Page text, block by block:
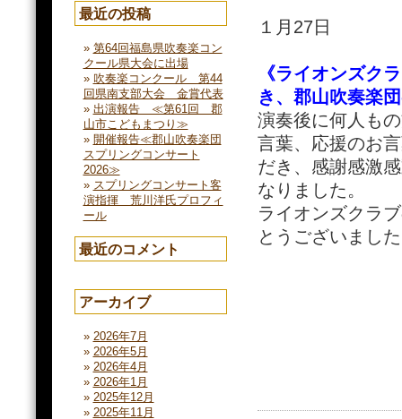
最近の投稿
第64回福島県吹奏楽コン
クール県大会に出場
吹奏楽コンクール 第44
回県南支部大会 金賞代表
出演報告 ≪第61回 郡
山市こどもまつり≫
開催報告≪郡山吹奏楽団
スプリングコンサート
2026≫
スプリングコンサート客
演指揮 荒川洋氏プロフィ
ール
最近のコメント
アーカイブ
2026年7月
2026年5月
2026年4月
2026年1月
2025年12月
2025年11月
１月27日
《ライオンズク
き、郡山吹奏楽
演奏後に何人も
言葉、応援のお
だき、感謝感激
なりました。
ライオンズクラ
とうございまし